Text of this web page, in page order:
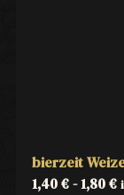
bierzeit
1,40€-1,80€